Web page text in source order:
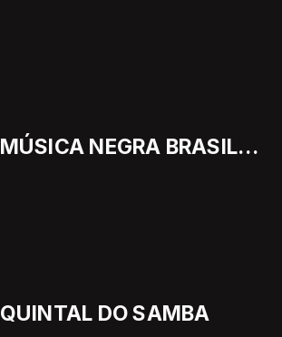
MÚSICA NEGRA BRASILEIRA
QUINTAL DO SAMBA